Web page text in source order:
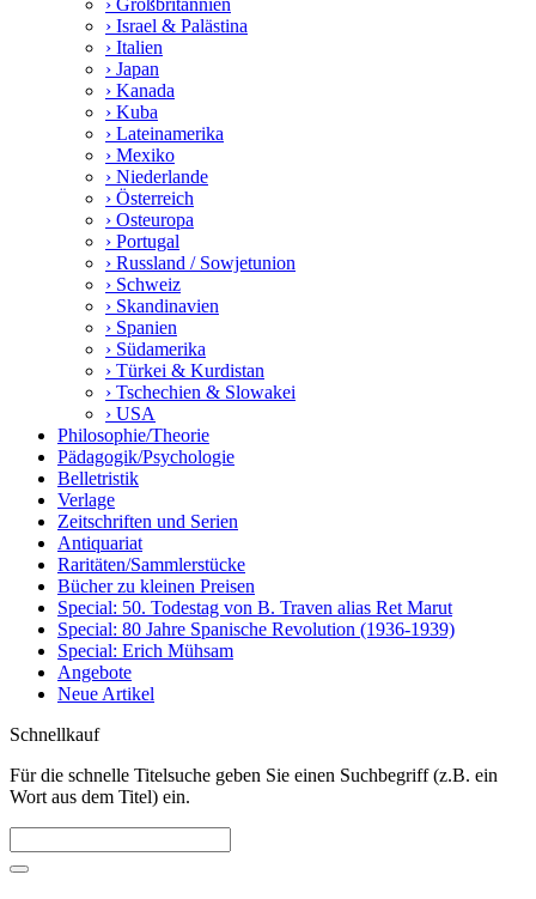
› Großbritannien
› Israel & Palästina
› Italien
› Japan
› Kanada
› Kuba
› Lateinamerika
› Mexiko
› Niederlande
› Österreich
› Osteuropa
› Portugal
› Russland / Sowjetunion
› Schweiz
› Skandinavien
› Spanien
› Südamerika
› Türkei & Kurdistan
› Tschechien & Slowakei
› USA
Philosophie/Theorie
Pädagogik/Psychologie
Belletristik
Verlage
Zeitschriften und Serien
Antiquariat
Raritäten/Sammlerstücke
Bücher zu kleinen Preisen
Special: 50. Todestag von B. Traven alias Ret Marut
Special: 80 Jahre Spanische Revolution (1936-1939)
Special: Erich Mühsam
Angebote
Neue Artikel
Schnellkauf
Für die schnelle Titelsuche geben Sie einen Suchbegriff (z.B. ein
Wort aus dem Titel) ein.